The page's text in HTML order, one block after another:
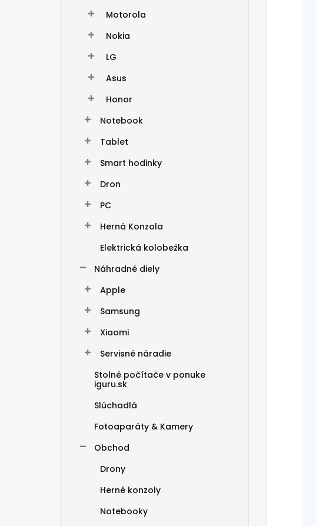
Motorola
Nokia
LG
Asus
Honor
Notebook
Tablet
Smart hodinky
Dron
PC
Herná Konzola
Elektrická kolobežka
Náhradné diely
Apple
Samsung
Xiaomi
Servisné náradie
Stolné počítače v ponuke
iguru.sk
Slúchadlá
Fotoaparáty & Kamery
Obchod
Drony
Herné konzoly
Notebooky